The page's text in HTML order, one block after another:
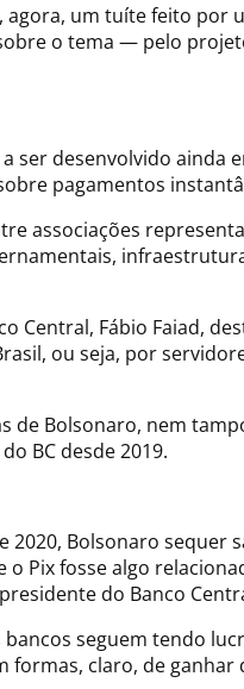
um tuíte feito
o tema — pelo
desenvolvido ainda
pagamentos
associações
Central, Fábio Faiad,
ou seja, por
Bolsonaro, nem
BC desde 2019.
Bolsonaro sequer
fosse algo
do Banco
seguem tendo
claro, de